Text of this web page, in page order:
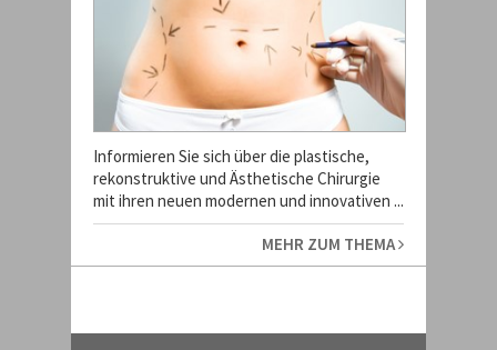
Informieren Sie sich über die plastische,
rekonstruktive und Ästhetische Chirurgie
mit ihren neuen modernen und innovativen ...
MEHR ZUM THEMA